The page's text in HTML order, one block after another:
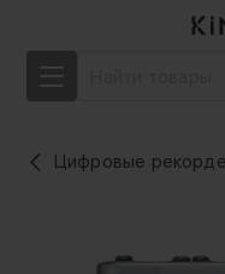
Цифровые